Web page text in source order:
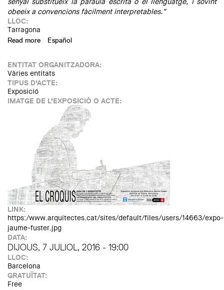
obeeix a convencions fàcilment interpretables.”
LLOC:
Tarragona
Read more about Exposició: "Senyals". Aquarel·les de Fina Royo
Español
ENTITAT ORGANITZADORA:
Vàries entitats
TIPUS D'ACTE:
Exposició
IMATGE DE L'EXPOSICIÓ O ACTE:
LINK:
https:/www.arquitectes.cat/sites/default/files/users/14663/expo-
jaume-fuster.jpg
DATA:
DIJOUS, 7 JULIOL, 2016 - 19:00
LLOC:
Barcelona
GRATUÏTAT:
Free